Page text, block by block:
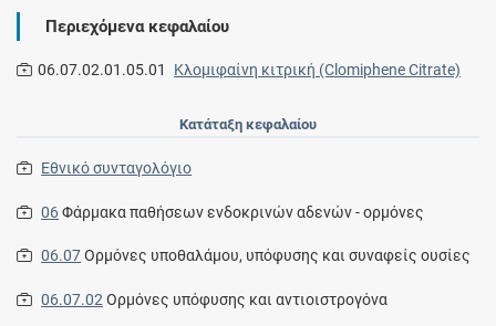
Περιεχόμενα κεφαλαίου
06.07.02.01.05.01 Κλομιφαίνη κιτρική (Clomiphene Citrate)
Κατάταξη κεφαλαίου
Εθνικό συνταγολόγιο
06Φάρμακα παθήσεων ενδοκρινών αδενών - ορμόνες
06.07Oρμόνες υποθαλάμου, υπόφυσης και συναφείς ουσίες
06.07.02 Oρμόνες υπόφυσης και αντιοιστρογόνα